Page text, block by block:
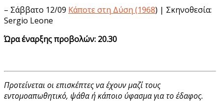
– Σάββατο 12/09 Κάποτε στη Δύση (1968) | Σκηνοθεσία:
Sergio Leone
Ώρα έναρξης προβολών: 20.30
Προτείνεται οι επισκέπτες να έχουν μαζί τους
εντομοαπωθητικό, ψάθα ή κάποιο ύφασμα για το έδαφος.